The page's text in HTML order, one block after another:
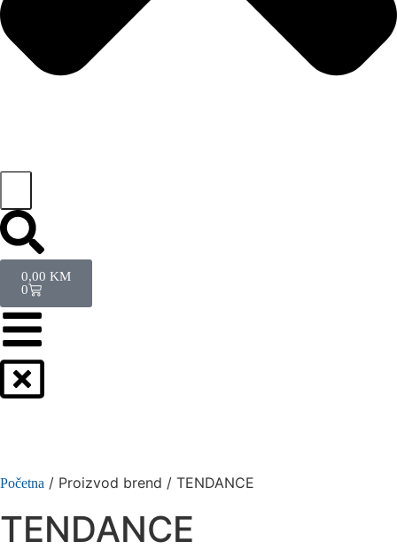
0,00 KM
0
Početna / Proizvod brend / TENDANCE
TENDANCE